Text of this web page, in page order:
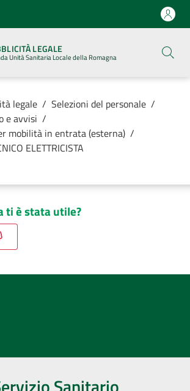
LEGALE
Unità Sanitaria Locale della Romagna
legale / Selezioni del personale /
e avvisi /
mobilità in entrata (esterna) /
ELETTRICISTA
ti è stata utile?